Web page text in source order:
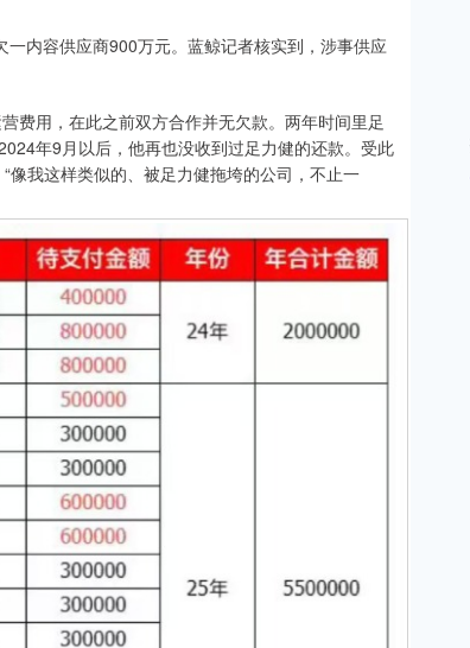
内容供应商900万元。蓝鲸记者核实到，涉事供应
用，在此之前双方合作并无欠款。两年时间里足
年9月以后，他再也没收到过足力健的还款。受此
我这样类似的、被足力健拖垮的公司，不止一